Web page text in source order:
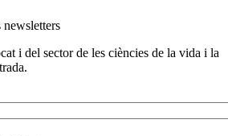
newsletters
i del sector de les ciències de la vida i la